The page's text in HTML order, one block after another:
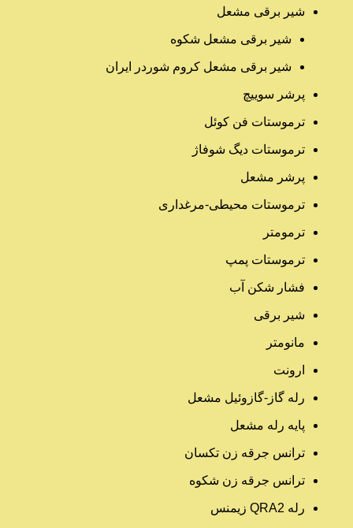
شیر برقی مشعل
شیر برقی مشعل شکوه
شیر برقی مشعل کروم شوردر ایران
پرشر سوییچ
ترموستات فن کوئل
ترموستات دیگ شوفاژ
پرشر مشعل
ترموستات محیطی-مرغداری
ترمومتر
ترموستات پمپ
فشار شکن آب
شیر برقی
مانومتر
ارونت
رله گاز-گازوئیل مشعل
پایه رله مشعل
ترانس جرقه زن تکسان
ترانس جرقه زن شکوه
رله QRA2 زیمنس